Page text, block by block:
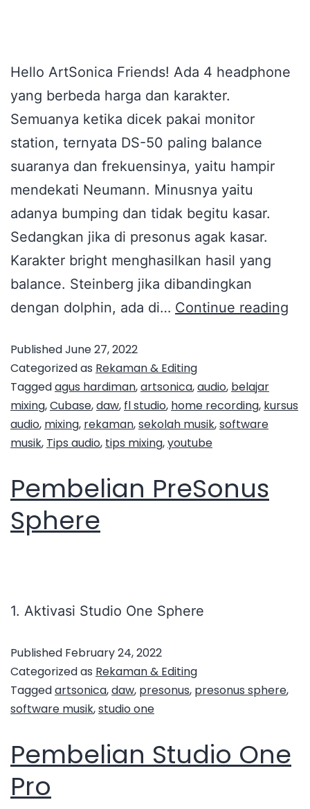
Hello ArtSonica Friends! Ada 4 headphone
yang berbeda harga dan karakter.
Semuanya ketika dicek pakai monitor
station, ternyata DS-50 paling balance
suaranya dan frekuensinya, yaitu hampir
mendekati Neumann. Minusnya yaitu
adanya bumping dan tidak begitu kasar.
Sedangkan jika di presonus agak kasar.
Karakter bright menghasilkan hasil yang
balance. Steinberg jika dibandingkan
dengan dolphin, ada di… Continue reading
PublishedJune 27, 2022
Categorized as Rekaman & Editing
Taggedagus hardiman,artsonica,audio, belajar
mixing,Cubase,daw, fl studio, home recording, kursus
audio, mixing, rekaman,sekolah musik,software
musik, Tips audio, tips mixing,youtube
Pembelian PreSonus
Sphere
1. Aktivasi Studio One Sphere
Published February 24, 2022
Categorized as Rekaman & Editing
Taggedartsonica,daw, presonus, presonus sphere,
software musik,studio one
Pembelian Studio One
Pro